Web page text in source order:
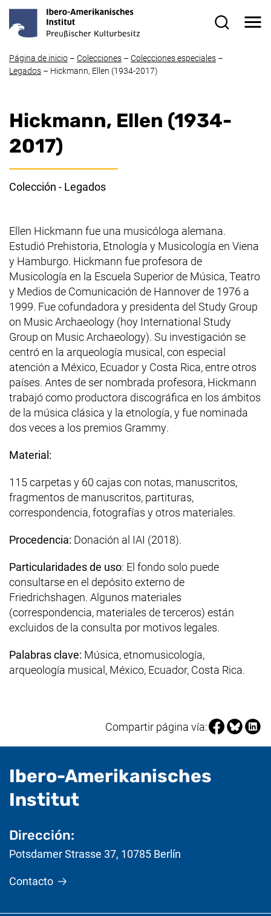
Página de inicio – Colecciones – Colecciones especiales –
Legados – Hickmann, Ellen (1934-2017)
Hickmann, Ellen (1934-
2017)
Colección - Legados
Ellen Hickmann fue una musicóloga alemana.
Estudió Prehistoria, Etnología y Musicología en Viena
y Hamburgo. Hickmann fue profesora de
Musicología en la Escuela Superior de Música, Teatro
y Medios de Comunicación de Hannover de 1976 a
1999. Fue cofundadora y presidenta del Study Group
on Music Archaeology (hoy International Study
Group on Music Archaeology). Su investigación se
centró en la arqueología musical, con especial
atención a México, Ecuador y Costa Rica, entre otros
países. Antes de ser nombrada profesora, Hickmann
trabajó como productora discográfica en los ámbitos
de la música clásica y la etnología, y fue nominada
dos veces a los premios Grammy.
Material:
115 carpetas y 60 cajas con notas, manuscritos,
fragmentos de manuscritos, partituras,
correspondencia, fotografías y otros materiales.
Procedencia: Donación al IAI (2018).
Particularidades de uso: El fondo solo puede
consultarse en el depósito externo de
Friedrichshagen. Algunos materiales
(correspondencia, materiales de terceros) están
excluidos de la consulta por motivos legales.
Palabras clave: Música, etnomusicología,
arqueología musical, México, Ecuador, Costa Rica.
Compartir página vía:Compartir
Ibero-Amerikanisches
Institut- Información útil
Dirección:
Potsdamer Strasse 37, 10785 Berlín
Contacto